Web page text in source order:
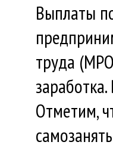
Выплаты
труда
Отметим,